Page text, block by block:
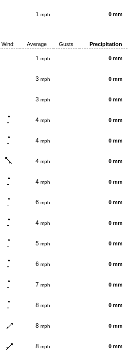
1 mph 0 mm
Wind: Average Gusts Precipitation
1 mph 0 mm
3 mph 0 mm
3 mph 0 mm
4 mph 0 mm
4 mph 0 mm
4 mph 0 mm
4 mph 0 mm
6 mph 0 mm
4 mph 0 mm
5 mph 0 mm
6 mph 0 mm
7 mph 0 mm
8 mph 0 mm
8 mph 0 mm
8 mph 0 mm